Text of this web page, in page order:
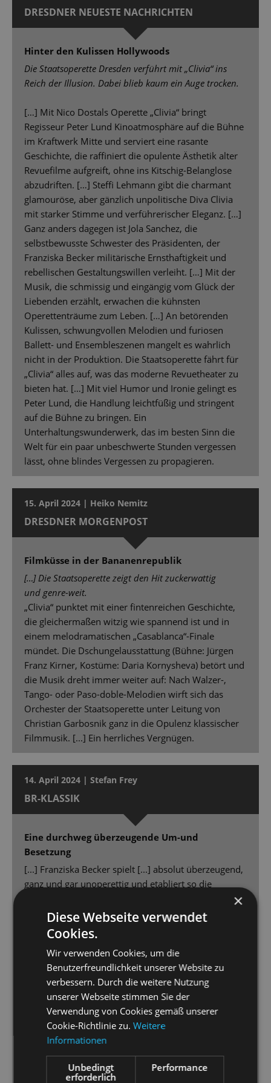
DRESDNER NEUESTE NACHRICHTEN
Hinter den Kulissen Hollywoods
Die Staatsoperette Dresden verführt mit „Clivia“ ins
Reich der Illusion. Dabei blieb kaum ein Auge trocken.
[…] Mit Nico Dostals Operette „Clivia“ bringt
Regisseur Peter Lund Kinoatmosphäre auf die Bühne
im Kraftwerk Mitte und serviert eine rasante
Geschichte, die raffiniert die opulente Ästhetik alter
Revuefilme aufgreift, ohne ins Kitschig-Belanglose
abzudriften. […] Steffi Lehmann gibt die charmant
glamouröse, aber gänzlich unpolitische Diva Clivia
mit starker Stimme und verführerischer Eleganz. […]
Ganz anders dagegen ist Jola Sanchez, die
selbstbewusste Schwester des Präsidenten, der
Franziska Becker militärische Ernsthaftigkeit und
rebellischen Gestaltungswillen verleiht. […] Mit der
Musik, die schmissig und eingängig vom Glück der
Liebenden erzählt, erwachen die kühnsten
Operettenträume zum Leben. […] An betörenden
Kulissen, schwungvollen Melodien und furiosen
Ballett- und Ensembleszenen mangelt es wahrlich
nicht in der Produktion. Die Staatsoperette fährt für
„Clivia“ alles auf, was das moderne Revuetheater zu
bieten hat. […] Mit viel Humor und Ironie gelingt es
Peter Lund, die Handlung leichtfüßig und stringent
auf die Bühne zu bringen. Ein
Unterhaltungswunderwerk, das im besten Sinn die
Welt für ein paar unbeschwerte Stunden vergessen
lässt, ohne blindes Vergessen zu propagieren.
15. April 2024 | Heiko Nemitz
DRESDNER MORGENPOST
Filmküsse in der Bananenrepublik
[…] Die Staatsoperette zeigt den Hit zuckerwattig
und genre-weit.
„Clivia“ punktet mit einer fintenreichen Geschichte,
die gleichermaßen witzig wie spannend ist und in
einem melodramatischen „Casablanca“-Finale
mündet. Die Dschungelausstattung (Bühne: Jürgen
Franz Kirner, Kostüme: Daria Kornysheva) betört und
die Musik dreht immer weiter auf: Nach Walzer-,
Tango- oder Paso-doble-Melodien wirft sich das
Orchester der Staatsoperette unter Leitung von
Christian Garbosnik ganz in die Opulenz klassischer
Filmmusik. [...] Ein herrliches Vergnügen.
14. April 2024 | Stefan Frey
BR-KLASSIK
Eine durchweg überzeugende Um-und
Besetzung
[...] Franziska Becker spielt [...] absolut überzeugend,
ganz und gar unoperettig und etabliert so die
[...] der Bühnenbild-Dschungel von Jürgen Franz
Kirner und die großartigen 30er Jahre Kostüme von
Daria Kornysheva [...] - eine wahre Augenweide.
Peter Lund denkt die im Libretto angelegten Motive
zu Ende, verändert deshalb pointiert die Texte und
macht so die durchaus hanebüchene Geschichte von
„Clivia“ plausibel [...]
Gero Wendorff ein Latin- Lover mit Schmelz in der
Stimme [...] Steffi Lehmann [beherrscht das
Wechselspiel] meisterhaft. Nicht nur kocht sie ähnlich
handfest wie Marlene Dietrich, sondern sie tanzt mit
ihrem Gaucho auch wie Ginger mit Fred, gibt des
×
Diese Webseite verwendet
Cookies.
Wir verwenden Cookies, um die
Benutzerfreundlichkeit unserer Website zu
verbessern. Durch die weitere Nutzung
unserer Webseite stimmen Sie der
Verwendung von Cookies gemäß unserer
Cookie-Richtlinie zu.Weitere
Informationen
Unbedingt
erforderlich
Performance